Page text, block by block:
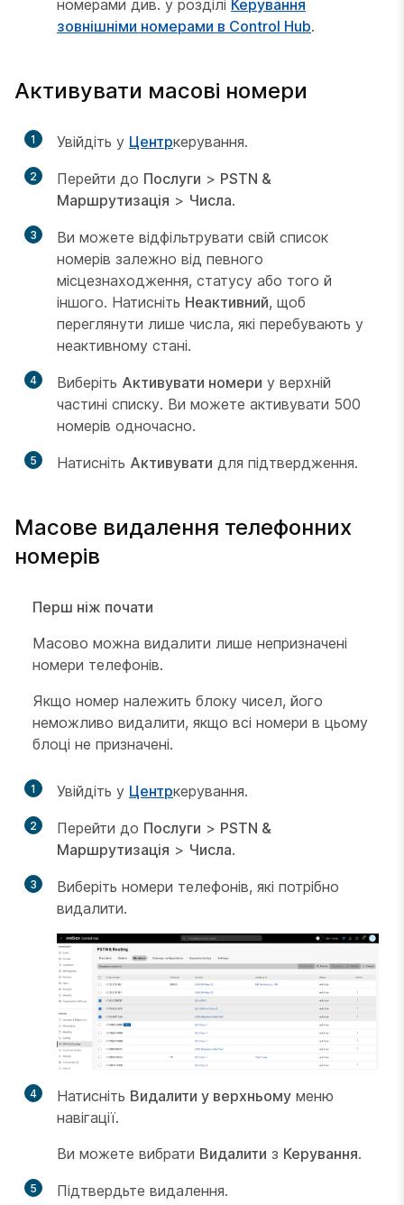
номерами див. у розділі Керування
зовнішніми номерами в Control Hub.
Активувати масові номери
1 Увійдіть у Центркерування.
2 Перейти до Послуги > PSTN &
Маршрутизація > Числа.
3
Ви можете відфільтрувати свій список
номерів залежно від певного
місцезнаходження, статусу або того й
іншого. Натисніть Неактивний, щоб
переглянути лише числа, які перебувають у
неактивному стані.
4 Виберіть Активувати номери у верхній
частині списку. Ви можете активувати 500
номерів одночасно.
5 Натисніть Активувати для підтвердження.
Масове видалення телефонних
номерів
Перш ніж почати
Масово можна видалити лише непризначені
номери телефонів.
Якщо номер належить блоку чисел, його
неможливо видалити, якщо всі номери в цьому
блоці не призначені.
1 Увійдіть у Центркерування.
2 Перейти до Послуги > PSTN &
Маршрутизація > Числа.
3
Виберіть номери телефонів, які потрібно
видалити.
4 Натисніть Видалити у верхньому меню
навігації.
Ви можете вибрати Видалити з Керування.
5 Підтвердьте видалення.